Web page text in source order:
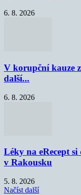
6. 8. 2026
V korupční kauze
další...
6. 8. 2026
Léky na eRecept
v Rakousku
5. 8. 2026
Načíst další